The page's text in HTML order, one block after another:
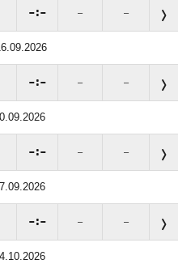
: – –
: – –
: – –
: – –